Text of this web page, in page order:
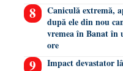
Caniculă extremă,
după ele din nou
vremea în Banat în
ore
Impact devastator